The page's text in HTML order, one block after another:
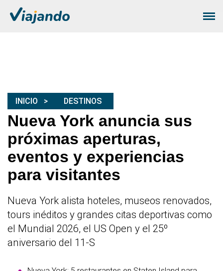
INICIO DESTINOS
Nueva York anuncia sus
próximas aperturas,
eventos y experiencias
para visitantes
Nueva York alista hoteles, museos renovados,
tours inéditos y grandes citas deportivas como
el Mundial 2026, el US Open y el 25º
aniversario del 11-S